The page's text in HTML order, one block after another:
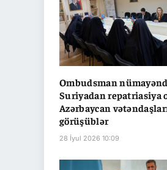
Ombudsman
Suriyadan repatriasiya
Azərbaycan
görüşüblər
28 İyul 2026 10:09